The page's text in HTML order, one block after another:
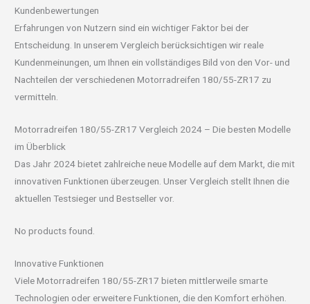
Kundenbewertungen
Erfahrungen von Nutzern sind ein wichtiger Faktor bei der
Entscheidung. In unserem Vergleich berücksichtigen wir reale
Kundenmeinungen, um Ihnen ein vollständiges Bild von den Vor- und
Nachteilen der verschiedenen Motorradreifen 180/55-ZR17 zu
vermitteln.
Motorradreifen 180/55-ZR17 Vergleich 2024 – Die besten Modelle
im Überblick
Das Jahr 2024 bietet zahlreiche neue Modelle auf dem Markt, die mit
innovativen Funktionen überzeugen. Unser Vergleich stellt Ihnen die
aktuellen Testsieger und Bestseller vor.
No products found.
Innovative Funktionen
Viele Motorradreifen 180/55-ZR17 bieten mittlerweile smarte
Technologien oder erweitere Funktionen, die den Komfort erhöhen.